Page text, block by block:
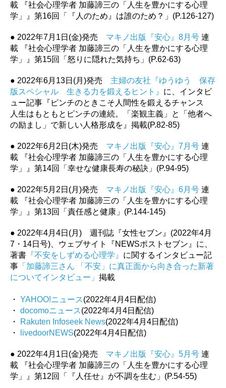
載 『社会心理学者 加藤諦三の「人生を豊かにする心理
学」』第16回「『人のため』は誰のため？」(P.126-127)
● 2022年7月1日(金)発売 マキノ出版『安心』8月号 連
載 『社会心理学者 加藤諦三の「人生を豊かにする心理
学」』第15回「怒りに隠れた気持ち」(P.62-63)
● 2022年6月13日(月)発売 主婦の友社『ゆうゆう 保存
版スペシャル 生きる力を鍛えるヒント』 に、インタビ
ュー記事『ピンチのときこそ人間性を鍛えるチャンス
人生はもともとピンチの連続。「楽観主義」と「他者へ
の励まし」で新しい人格形成を』掲載(P.82-85)
● 2022年6月2日(木)発売 マキノ出版『安心』7月号 連
載 『社会心理学者 加藤諦三の「人生を豊かにする心理
学」』第14回「幸せな健康長寿の秘訣」(P.94-95)
● 2022年5月2日(月)発売 マキノ出版『安心』6月号 連
載 『社会心理学者 加藤諦三の「人生を豊かにする心理
学」』第13回「責任感と健康」(P.144-145)
● 2022年4月4日(月) 週刊誌『女性セブン』(2022年4月
7・14日号)、ウェブサイト『NEWSポストセブン』に、
著書 『不安をしずめる心理学』 に関するインタビュー記
事 「加藤諦三さん 「不安」に真正面から向き合った新著
についてインタビュー」 掲載
・ YAHOO!ニュース(2022年4月4日配信)
・ docomoニュース(2022年4月4日配信)
・
Rakuten Infoseek News(2022年4月4日配信)
・
livedoorNEWS(2022年4月4日配信)
● 2022年4月1日(金)発売 マキノ出版『安心』5月号 連
載 『社会心理学者 加藤諦三の「人生を豊かにする心理
学」』第12回「『人任せ』が不調を生む」(P.54-55)